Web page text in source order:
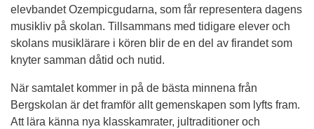
elevbandet Ozempicgudarna, som får representera dagens
musikliv på skolan. Tillsammans med tidigare elever och
skolans musiklärare i kören blir de en del av firandet som
knyter samman dåtid och nutid.
När samtalet kommer in på de bästa minnena från
Bergskolan är det framför allt gemenskapen som lyfts fram.
Att lära känna nya klasskamrater, jultraditioner och